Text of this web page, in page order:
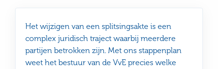
Het wijzigen van een splitsingsakte is een
complex juridisch traject waarbij meerdere
partijen betrokken zijn. Met ons stappenplan
weet het bestuur van de VvE precies welke